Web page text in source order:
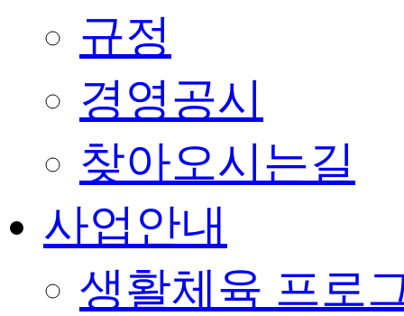
규정
경영공시
찾아오시는길
사업안내
생활체육 프로